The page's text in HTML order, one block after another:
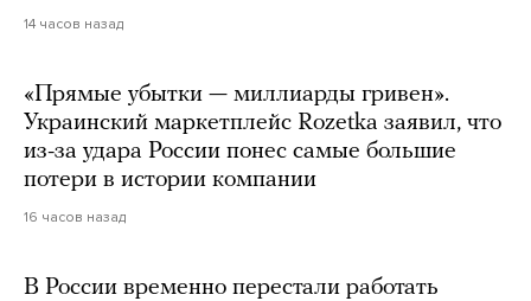
14 часов назад
«Прямые убытки — миллиарды гривен».
Украинский маркетплейс Rozetka заявил, что
из-за удара России понес самые большие
потери в истории компании
16 часов назад
В России временно перестали работать